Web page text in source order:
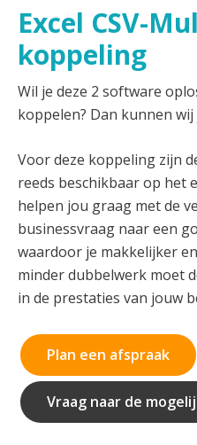
Excel CSV-
koppeling
Wil je deze 2 software
koppelen? Dan kunnen
Voor deze koppeling zijn
reeds beschikbaar op het
helpen jou graag met de
businessvraag naar een
waardoor je makkelijker
minder dubbelwerk moet
in de prestaties van jouw
Plan een afspraak
Vraag naar de